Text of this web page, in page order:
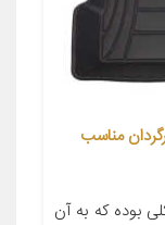
مناسب
بوده که به آن